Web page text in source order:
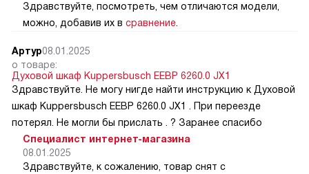
Здравствуйте, посмотреть, чем отличаются модели,
можно, добавив их в сравнение
Артур08.01.2025
о товаре:
Духовой шкаф Kuppersbusch EEBP 6260.0 JX1
Здравствуйте. Не могу нигде найти инструкцию к Духовой
шкаф Kuppersbusch EEBP 6260.0 JX1 . При переезде
потерял. Не могли бы прислать . ? Заранее спасибо
Специалист интернет-магазина
08.01.2025
Здравствуйте, к сожалению, товар снят с